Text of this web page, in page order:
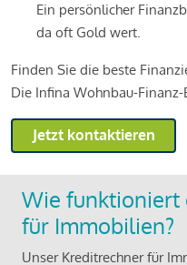
Ein persönlicher
da oft Gold wert.
Finden Sie die beste
Die Infina Wohnbau-
Jetzt kontaktieren
Wie funktioniert
für Immobilien?
Unser Kreditrechner für